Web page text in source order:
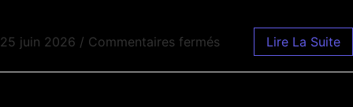
25 juin 2026 / Commentaires fermés Lire La Suite